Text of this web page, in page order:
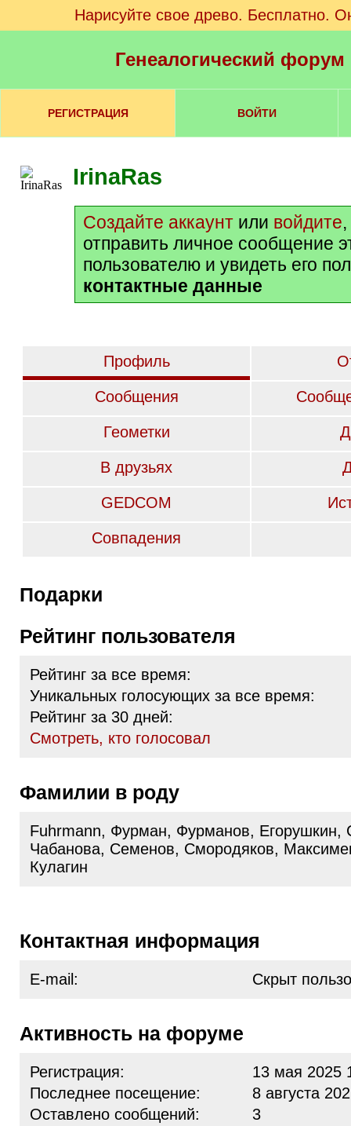
Нарисуйте свое древо. Бесплатно.
Генеалогический
РЕГИСТРАЦИЯ ВОЙТИ
IrinaRas
Создайте аккаунт или войдите
отправить личное сообщение
пользователю и увидеть его
контактные данные
Профиль
Сообщения
Геометки
В друзьях
GEDCOM
Совпадения
Подарки
Рейтинг пользователя
Рейтинг за все время:
Уникальных голосующих за все время:
Рейтинг за 30 дней:
Cмотреть, кто голосовал
Фамилии в роду
Fuhrmann, Фурман, Фурманов, Егорушкин,
Чабанова, Семенов, Смородяков,
Кулагин
Контактная информация
E-mail: Скрыт
Активность на форуме
Регистрация:
13 мая 2025
Последнее посещение:
8 августа
Оставлено сообщений:
3